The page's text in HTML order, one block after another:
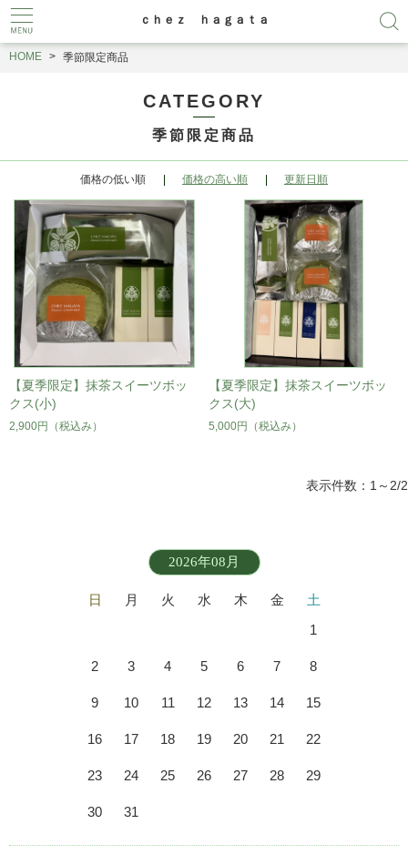
ｃｈｅｚ ｈａｇａｔａ
HOME 季節限定商品
CATEGORY
季節限定商品
価格の低い順 価格の高い順 更新日順
【夏季限定】抹茶スイーツボッ
クス(小)
2,900円 （税込み）
【夏季限定】抹茶スイーツボッ
クス(大)
5,000円 （税込み）
表示件数：1～2/2
2026年08月
日 月 火 水 木 金
土
1
2 3 4 5 6 7 8
9 10 11 12 13 14 15
16 17 18 19 20 21 22
23 24 25 26 27 28 29
30 31